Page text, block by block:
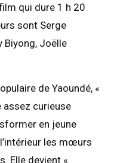
qui dure 1 h 20
sont Serge
Biyong, Joëlle
de Yaoundé, «
assez curieuse
en jeune
les mœurs
Elle devient «